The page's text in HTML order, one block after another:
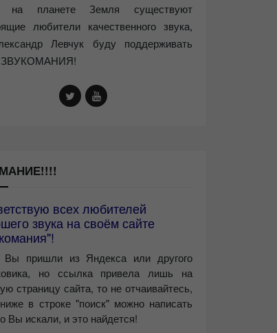
на планете Земля существуют
любители качественного звука,
Левчук буду поддерживать
ЗВУКОМАНИЯ!
всех любителей
звука на своём сайте
Вы пришли из Яндекса или другого
но ссылка привела лишь на
страницу сайта, то не отчаивайтесь,
в строке "поиск" можно написать
Вы искали, и это найдется!